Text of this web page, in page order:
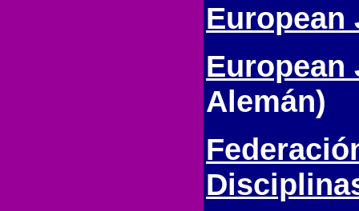
European
Alemán)